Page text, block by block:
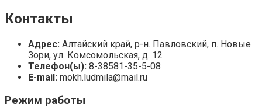
Контакты
Адрес: Алтайский край, р-н. Павловский, п. Новые
Зори, ул. Комсомольская, д. 12
Телефон(ы): 8-38581-35-5-08
E-mail: mokh.ludmila@mail.ru
Режим работы